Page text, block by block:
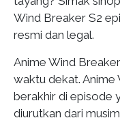
Wind Breaker S2
resmi dan legal.
Anime Wind
waktu dekat. Anime
berakhir di episode
diurutkan dari